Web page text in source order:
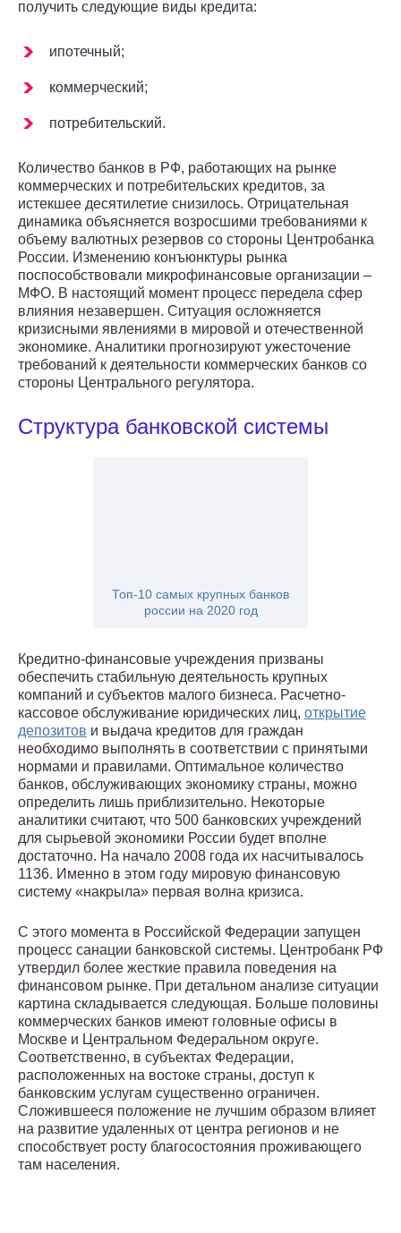
получить следующие виды кредита:
ипотечный;
коммерческий;
потребительский.
Количество банков в РФ, работающих на рынке
коммерческих и потребительских кредитов, за
истекшее десятилетие снизилось. Отрицательная
динамика объясняется возросшими требованиями к
объему валютных резервов со стороны Центробанка
России. Изменению конъюнктуры рынка
поспособствовали микрофинансовые организации –
МФО. В настоящий момент процесс передела сфер
влияния незавершен. Ситуация осложняется
кризисными явлениями в мировой и отечественной
экономике. Аналитики прогнозируют ужесточение
требований к деятельности коммерческих банков со
стороны Центрального регулятора.
Структура банковской системы
Топ-10 самых крупных банков
россии на 2020 год
Кредитно-финансовые учреждения призваны
обеспечить стабильную деятельность крупных
компаний и субъектов малого бизнеса. Расчетно-
кассовое обслуживание юридических лиц, открытие
депозитов и выдача кредитов для граждан
необходимо выполнять в соответствии с принятыми
нормами и правилами. Оптимальное количество
банков, обслуживающих экономику страны, можно
определить лишь приблизительно. Некоторые
аналитики считают, что 500 банковских учреждений
для сырьевой экономики России будет вполне
достаточно. На начало 2008 года их насчитывалось
1136. Именно в этом году мировую финансовую
систему «накрыла» первая волна кризиса.
С этого момента в Российской Федерации запущен
процесс санации банковской системы. Центробанк РФ
утвердил более жесткие правила поведения на
финансовом рынке. При детальном анализе ситуации
картина складывается следующая. Больше половины
коммерческих банков имеют головные офисы в
Москве и Центральном Федеральном округе.
Соответственно, в субъектах Федерации,
расположенных на востоке страны, доступ к
банковским услугам существенно ограничен.
Сложившееся положение не лучшим образом влияет
на развитие удаленных от центра регионов и не
способствует росту благосостояния проживающего
там населения.